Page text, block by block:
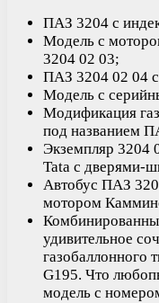
ПАЗ 3204 с
Модель с
3204 02 03;
ПАЗ 3204 02 04
Модель с
Модификация
под названием
Экземпляр 3204
Tata с дверями-
Автобус ПАЗ
мотором
удивительное
газобаллонного
G195. Что
модель с